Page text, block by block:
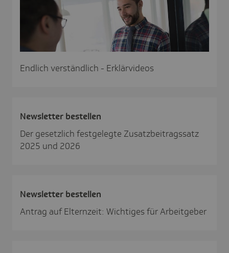
Endlich verständlich - Erklärvideos
News­letter bestellen
Der gesetzlich festgelegte Zusatzbeitragssatz
2025 und 2026
News­letter bestellen
Antrag auf Elternzeit: Wichtiges für Arbeitgeber